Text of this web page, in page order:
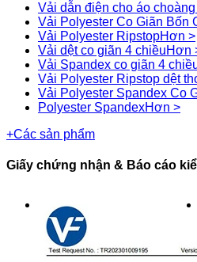
Vải dẫn điện cho áo
Vải Polyester Co Giãn Bốn
Vải Polyester RipstopHơn >
Vải dệt co giãn 4 chiềuHơn
Vải Spandex co giãn 4
Vải Polyester Ripstop dệt
Vải Polyester Spandex Co
Polyester SpandexHơn >
+Các sản phẩm
Giấy chứng nhận & Báo cáo